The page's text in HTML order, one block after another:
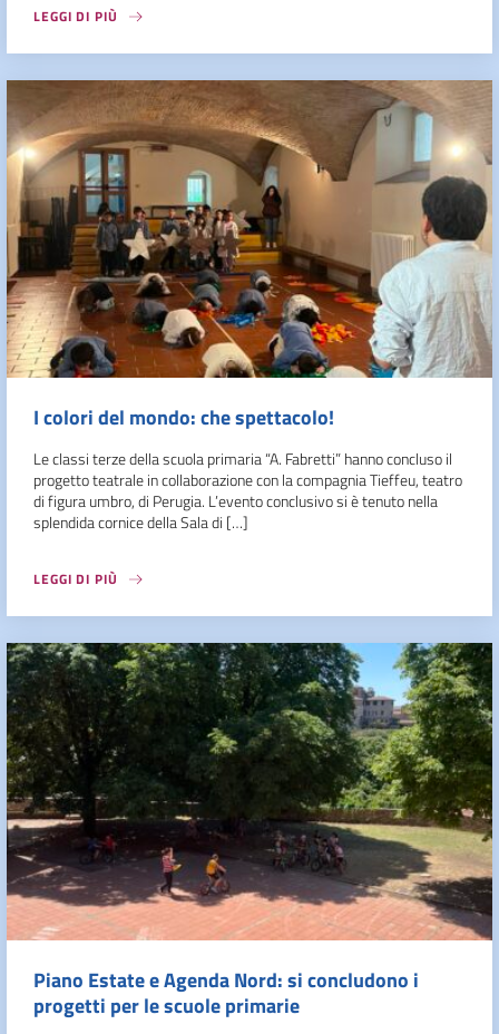
LEGGI DI PIÙ
I colori del mondo: che spettacolo!
Le classi terze della scuola primaria “A. Fabretti” hanno concluso il
progetto teatrale in collaborazione con la compagnia Tieffeu, teatro
di figura umbro, di Perugia. L’evento conclusivo si è tenuto nella
splendida cornice della Sala di […]
LEGGI DI PIÙ
Piano Estate e Agenda Nord: si concludono i
progetti per le scuole primarie